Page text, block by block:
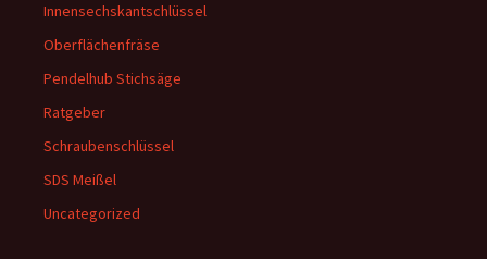
Innensechskantschlüssel
Oberflächenfräse
Pendelhub Stichsäge
Ratgeber
Schraubenschlüssel
SDS Meißel
Uncategorized